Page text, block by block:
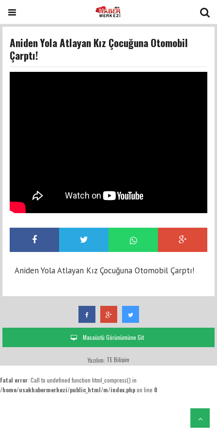
Aniden Yola Atlayan Kız Çocuğuna Otomobil
Çarptı!
Aniden Yola Atlayan Kız Çocuğuna Otomobil Çarptı!
Masaüstü Görünümüne Git
Yazılım: TE Bilişim
Fatal error: Call to undefined function html_compress() in
/home/usakhabermerkezi/public_html/m/index.phpon line 0